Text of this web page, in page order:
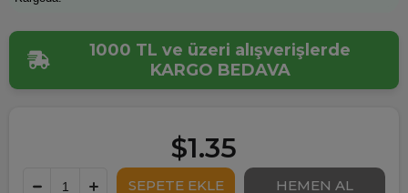
1000 TL ve üzeri alışverişlerde
KARGO BEDAVA
$1.35